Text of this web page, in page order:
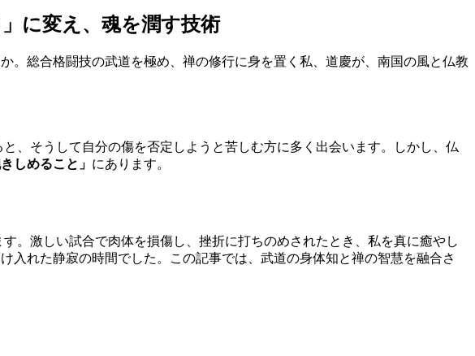
に変え、魂を潤す技術
。総合格闘技の武道を極め、禅の修行に身を置く私、道慶が、南国の風と仏教
、そうして自分の傷を否定しようと苦しむ方に多く出会います。しかし、仏
しめること」 にあります。
。激しい試合で肉体を損傷し、挫折に打ちのめされたとき、私を真に癒やし
れた静寂の時間でした。この記事では、武道の身体知と禅の智慧を融合さ